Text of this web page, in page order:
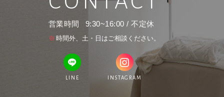
営業時間 9:30~16:00 / 不定休
時間外、土・日はご相談ください。
LINE INSTAGRAM